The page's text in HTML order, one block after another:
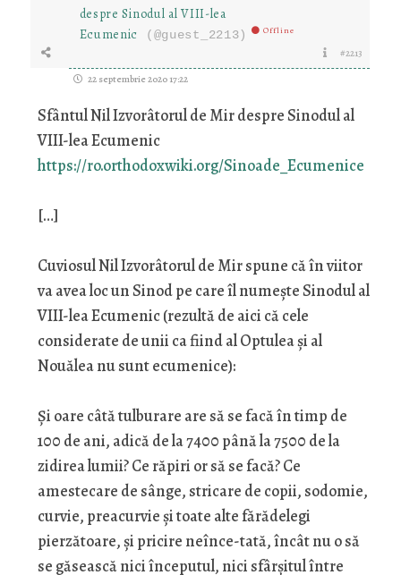
despre Sinodul al VIII-lea
Ecumenic (@guest_2213) Offline
#2213
22 septembrie 2020 17:22
Sfântul Nil Izvorâtorul de Mir despre Sinodul al
VIII-lea Ecumenic
https://ro.orthodoxwiki.org/Sinoade_Ecumenice
[…]
Cuviosul Nil Izvorâtorul de Mir spune că în viitor
va avea loc un Sinod pe care îl numește Sinodul al
VIII-lea Ecumenic (rezultă de aici că cele
considerate de unii ca fiind al Optulea și al
Nouălea nu sunt ecumenice):
Și oare câtă tulburare are să se facă în timp de
100 de ani, adică de la 7400 până la 7500 de la
zidirea lumii? Ce răpiri or să se facă? Ce
amestecare de sânge, stricare de copii, sodomie,
curvie, preacurvie și toate alte fărădelegi
pierzătoare, și pricire neînce-tată, încât nu o să
se găsească nici începutul, nici sfârșitul între